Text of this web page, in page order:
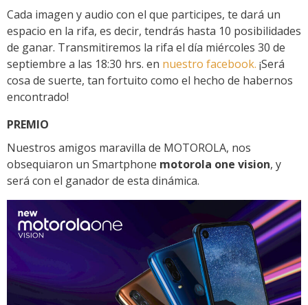
Cada imagen y audio con el que participes, te dará un
espacio en la rifa, es decir, tendrás hasta 10 posibilidades
de ganar. Transmitiremos la rifa el día miércoles 30 de
septiembre a las 18:30 hrs. en nuestro facebook. ¡Será
cosa de suerte, tan fortuito como el hecho de habernos
encontrado!
PREMIO
Nuestros amigos maravilla de MOTOROLA, nos
obsequiaron un Smartphone motorola one vision, y
será con el ganador de esta dinámica.